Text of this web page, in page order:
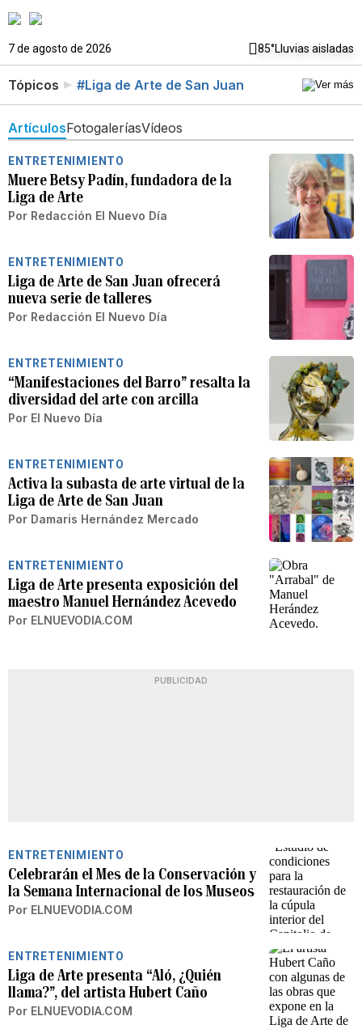
7 de agosto de 2026 85°Lluvias aisladas
Tópicos #Liga de Arte de San Juan
ArtículosFotogaleríasVídeos
ENTRETENIMIENTO
Muere Betsy Padín, fundadora de la
Liga de Arte
Por Redacción El Nuevo Día
ENTRETENIMIENTO
Liga de Arte de San Juan ofrecerá
nueva serie de talleres
Por Redacción El Nuevo Día
ENTRETENIMIENTO
“Manifestaciones del Barro” resalta la
diversidad del arte con arcilla
Por El Nuevo Día
ENTRETENIMIENTO
Activa la subasta de arte virtual de la
Liga de Arte de San Juan
Por Damaris Hernández Mercado
ENTRETENIMIENTO
Liga de Arte presenta exposición del
maestro Manuel Hernández Acevedo
Por ELNUEVODIA.COM
PUBLICIDAD
ENTRETENIMIENTO
Celebrarán el Mes de la Conservación y
la Semana Internacional de los Museos
Por ELNUEVODIA.COM
ENTRETENIMIENTO
Liga de Arte presenta “Aló, ¿Quién
llama?”, del artista Hubert Caño
Por ELNUEVODIA.COM